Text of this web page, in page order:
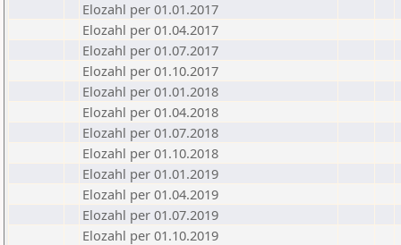
Elozahl per 01.01.2017
Elozahl per 01.04.2017
Elozahl per 01.07.2017
Elozahl per 01.10.2017
Elozahl per 01.01.2018
Elozahl per 01.04.2018
Elozahl per 01.07.2018
Elozahl per 01.10.2018
Elozahl per 01.01.2019
Elozahl per 01.04.2019
Elozahl per 01.07.2019
Elozahl per 01.10.2019